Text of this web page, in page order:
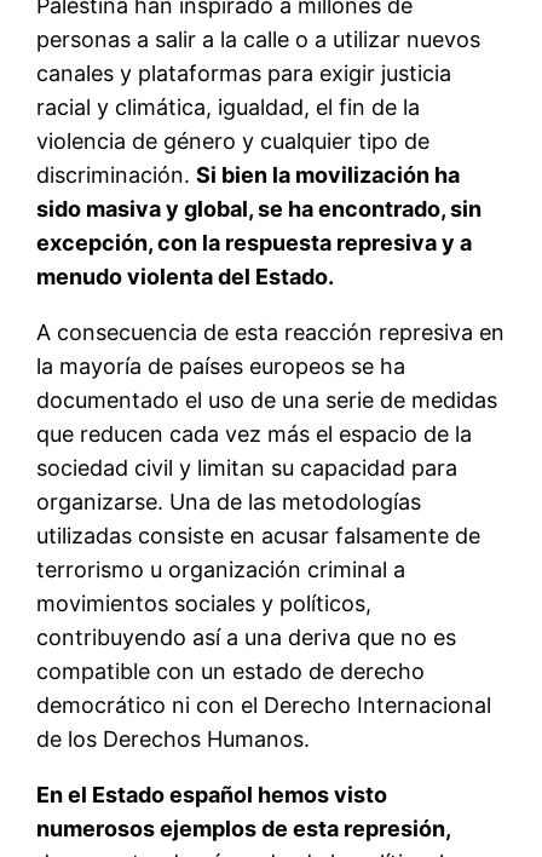
personas a salir a la calle o a utilizar nuevos
canales y plataformas para exigir justicia
racial y climática, igualdad, el fin de la
violencia de género y cualquier tipo de
discriminación.Si bien la movilización ha
sido masiva y global, se ha encontrado, sin
excepción, con la respuesta represiva y a
menudo violenta del Estado.
A consecuencia de esta reacción represiva en
la mayoría de países europeos se ha
documentado el uso de una serie de medidas
que reducen cada vez más el espacio de la
sociedad civil y limitan su capacidad para
organizarse. Una de las metodologías
utilizadas consiste en acusar falsamente de
terrorismo u organización criminal a
movimientos sociales y políticos,
contribuyendo así a una deriva que no es
compatible con un estado de derecho
democrático ni con el Derecho Internacional
de los Derechos Humanos.
En el Estado español hemos visto
numerosos ejemplos de esta represión,